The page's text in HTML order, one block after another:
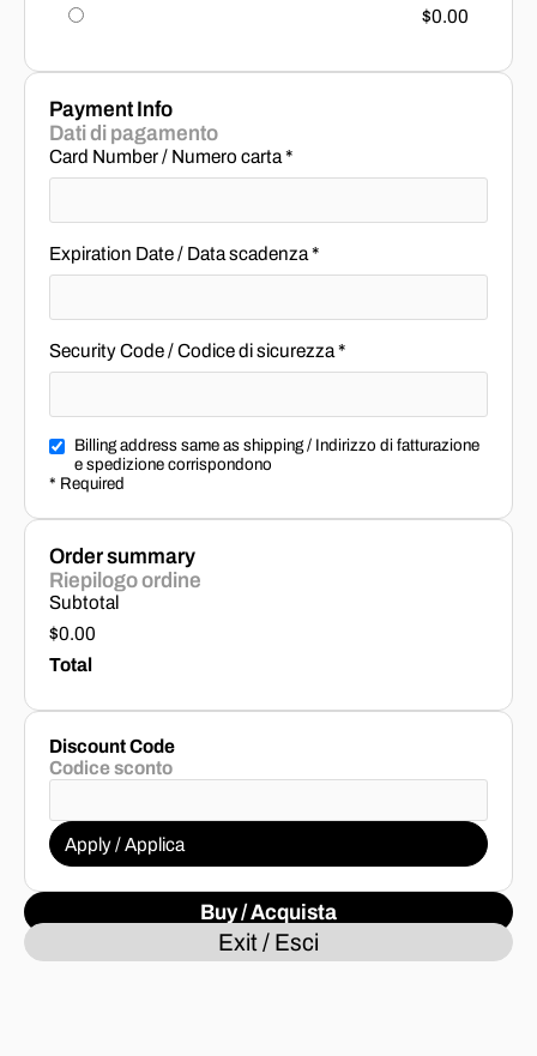
$0.00
Payment Info
Dati di pagamento
Card Number / Numero carta *
Expiration Date / Data scadenza *
Security Code / Codice di sicurezza *
Billing address same as shipping / Indirizzo di fatturazione
e spedizione corrispondono
* Required
Order summary
Riepilogo ordine
Subtotal
$0.00
Total
Discount Code
Codice sconto
Apply / Applica
Buy / Acquista
Exit / Esci